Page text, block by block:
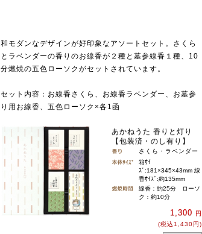
和モダンなデザインが好印象なアソートセット。さくら
とラベンダーの香りのお線香が２種と墓参線香１種、10
分燃焼の五色ローソクがセットされています。
セット内容：お線香さくら、お線香ラベンダー、お墓参
り用お線香、五色ローソク×各1函
あかねうた 香りと灯り
【包装済・のし有り】
さくら・ラベンダー
箱ｻｲ
ｽﾞ:181×345×43mm 線
香ｻｲｽﾞ:約135mm
線香：約25分 ローソ
ク：約10分
1,300
円
(税込1,430円)